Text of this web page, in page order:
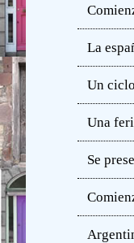
La
Un
Una
Se